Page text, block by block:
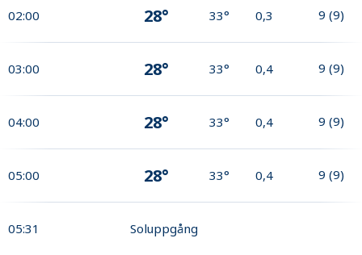
02:00 28° 33° 0,3 9 (9)
03:00 28° 33° 0,4 9 (9)
04:00 28° 33° 0,4 9 (9)
05:00 28° 33° 0,4 9 (9)
05:31 Soluppgång